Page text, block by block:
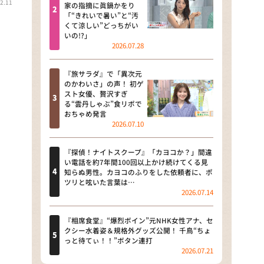
河合＆A.B.C-Z塚田×福井アナ
「なんでやねん！？」（news お
かえり）
DAIGOも台所 ～きょうの献立 何
にする？～
本日はダイアンなり！シーズン２
朝だ！生です旅サラダ
教えて！ニュースライブ 正義の
ミカタ
ＬＩＦＥ～夢のカタチ～
新婚さんいらっしゃい！
ポツンと一軒家
ザキ山小屋本館
家の指摘に眞鍋かをり
「“きれいで暑い”と“汚
くて涼しい”どっちがい
いの!?」
2026.07.28
『旅サラダ』で「異次元
のかわいさ」の声！ 初ゲ
スト女優、贅沢すぎ
る“雲丹しゃぶ”食リポで
おちゃめ発言
2026.07.10
『探偵！ナイトスクープ』「カヨコか？」間違
い電話を約7年間100回以上かけ続けてくる見
知らぬ男性。カヨコのふりをした依頼者に、ポ
ツリと呟いた言葉は…
2026.07.14
『相席食堂』“爆烈ボイン”元NHK女性アナ、セ
クシー水着姿＆規格外グッズ公開！ 千鳥“ちょ
っと待てぃ！！”ボタン連打
2026.07.21